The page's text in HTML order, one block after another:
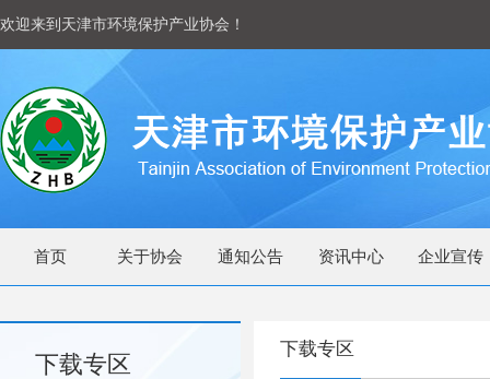
欢迎来到天津市环境保护产业协会！
首页 关于协会 通知公告 资讯中心 企业宣传
下载专区
下载专区